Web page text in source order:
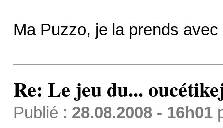
Ma Puzzo, je la prends avec
Re: Le jeu du...
Publié : 28.08.2008 - 16h01